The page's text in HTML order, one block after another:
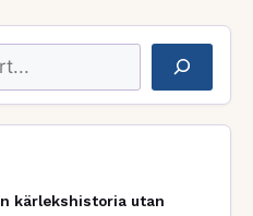
kärlekshistoria utan